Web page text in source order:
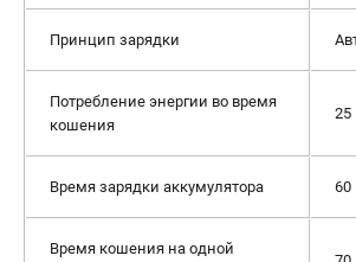
Принцип зарядки
Потребление энергии во время
кошения
25
Время зарядки аккумулятора 60
Время кошения на одной